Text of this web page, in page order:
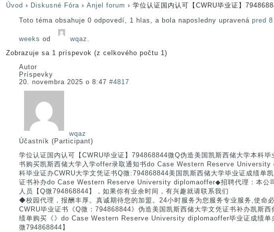
Úvod › Diskusné Fóra › Anjel forum › 学位认证国内认可【CWRU毕业证】
Toto téma obsahuje 0 odpovedí, 1 hlas, a bola naposledny upravená pred
weeks od wqaz .
Zobrazuje sa 1 príspevok (z celkového počtu 1)
Autor
Príspevky
20. novembra 2025 o 8:47 #4817
wqaz
Účastník (Participant)
学位认证国内认可【CWRU毕业证】794868844微Q伪造美国凯斯西储大学本科毕
书购买凯斯西储大学入学offer录取通知书do Case Western Reserve University
科毕业证办CWRU大学文凭证书Q微:794868844美国凯斯西储大学毕业证成绩单
证书补办do Case Western Reserve University diplomaoffer◆招聘代理：本公
人员【Q微794868844】，如果你有业余时间，有兴趣就请联系我们
◆校园代理，报酬丰厚。真诚期待您的加盟。24小时服务为您服务专业服务,使命必
CWRU毕业证书《Q微：794868844》伪造美国凯斯西储大学文凭证书补办凯斯西
绩单购买《》do Case Western Reserve University diplomaoffer毕业证成绩单
微794868844】